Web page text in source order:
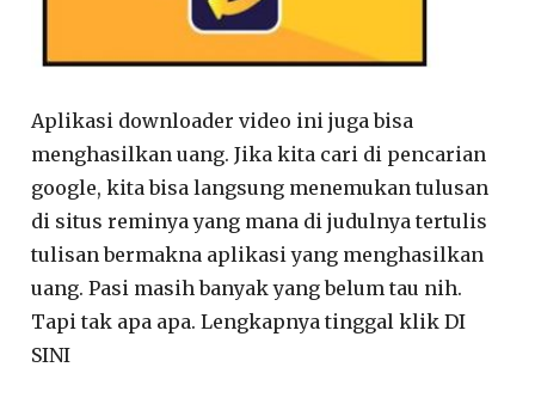
Aplikasi downloader video ini juga bisa
menghasilkan uang. Jika kita cari di pencarian
google, kita bisa langsung menemukan tulusan
di situs reminya yang mana di judulnya tertulis
tulisan bermakna aplikasi yang menghasilkan
uang. Pasi masih banyak yang belum tau nih.
Tapi tak apa apa. Lengkapnya tinggal klik DI
SINI